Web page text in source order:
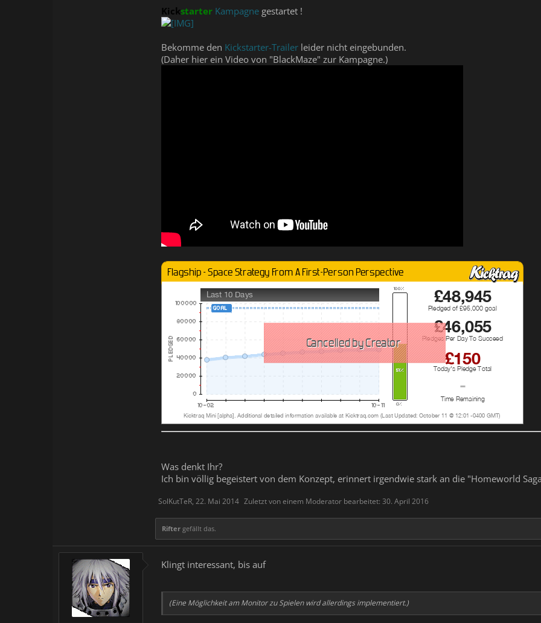
Kickstarter Kampagne gestartet !
Bekomme den Kickstarter-Trailer leider nicht eingebunden.
(Daher hier ein Video von "BlackMaze" zur Kampagne.)
Was denkt Ihr?
Ich bin völlig begeistert von dem Konzept, erinnert irgendwie stark an die "Homeworld
SolKutTeR, 22. Mai 2014 Zuletzt von einem Moderator bearbeitet: 30. April 2016
Rifter gefällt das.
Klingt interessant, bis auf
(Eine Möglichkeit am Monitor zu Spielen wird allerdings implementiert.)